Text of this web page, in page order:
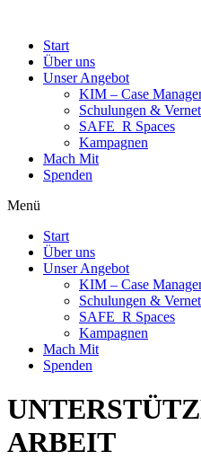
Start
Über uns
Unser Angebot
KIM – Case
Schulungen &
SAFE_R Spaces
Kampagnen
Mach Mit
Spenden
Menü
Start
Über uns
Unser Angebot
KIM – Case
Schulungen &
SAFE_R Spaces
Kampagnen
Mach Mit
Spenden
ARBEIT